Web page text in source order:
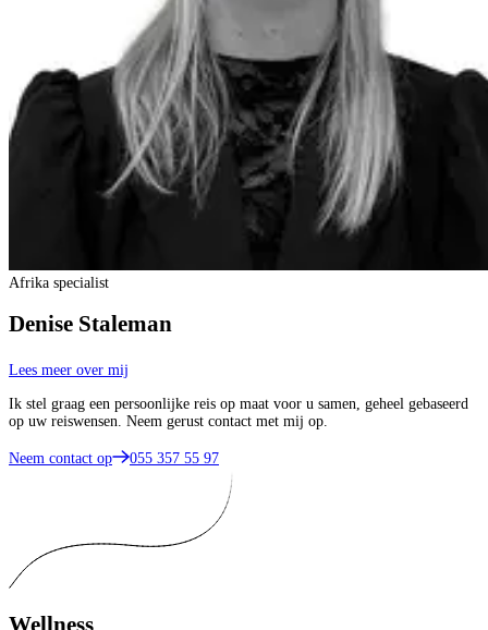
Afrika specialist
Denise Staleman
Lees meer over mij
Ik stel graag een persoonlijke reis op maat voor u samen, geheel gebaseerd
op uw reiswensen. Neem gerust contact met mij op.
Neem contact op 055 357 55 97
Wellness